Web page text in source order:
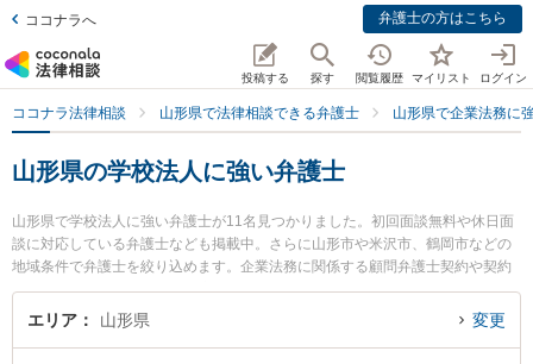
ココナラへ 弁護士の方はこちら
投稿する 探す 閲覧履歴 マイリスト ログイン
ココナラ法律相談 山形県で法律相談できる弁護士 山形県で企業法務に
山形県の学校法人に強い弁護士
山形県で学校法人に強い弁護士が11名見つかりました。初回面談無料や休日面
談に対応している弁護士なども掲載中。さらに山形市や米沢市、鶴岡市などの
地域条件で弁護士を絞り込めます。企業法務に関係する顧問弁護士契約や契約
書作成・リーガルチェック、雇用契約書・就業規則作成等の細かな分野での絞
り込み検索もでき便利です。特に菊川明法律事務所の森本 健一弁護士や樹氷の
エリア 山形県 変更